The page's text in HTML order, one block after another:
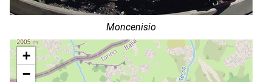
Moncenisio
+
−